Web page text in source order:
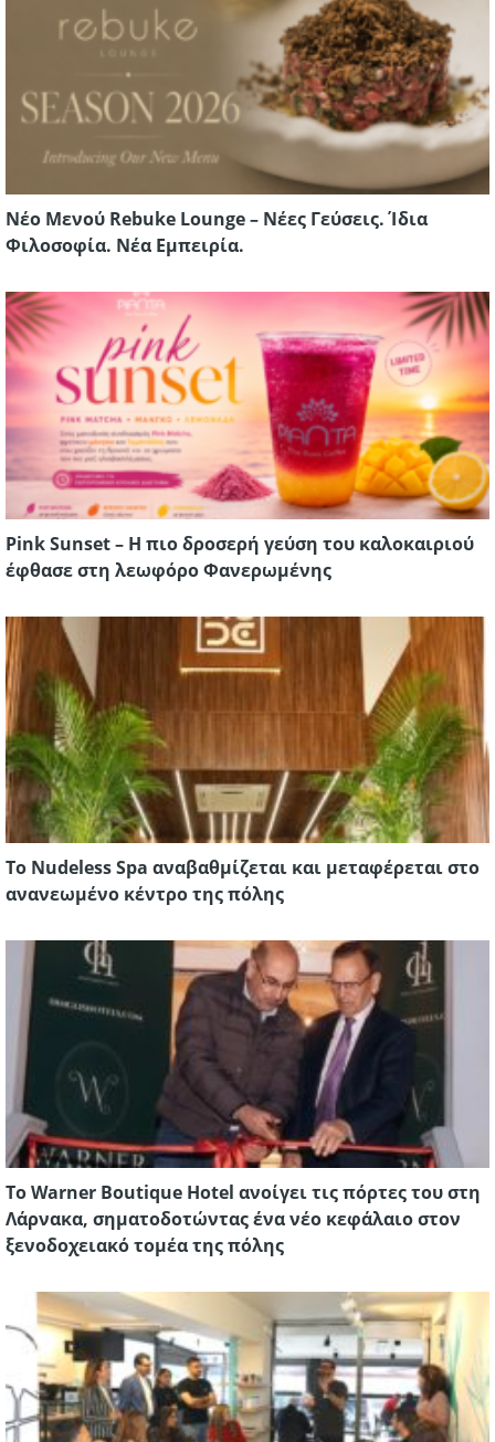
Νέο Μενού Rebuke Lounge – Νέες Γεύσεις. Ίδια
Φιλοσοφία. Νέα Εμπειρία.
Pink Sunset – Η πιο δροσερή γεύση του καλοκαιριού
έφθασε στη λεωφόρο Φανερωμένης
Το Nudeless Spa αναβαθμίζεται και μεταφέρεται στο
ανανεωμένο κέντρο της πόλης
Το Warner Boutique Hotel ανοίγει τις πόρτες του στη
Λάρνακα, σηματοδοτώντας ένα νέο κεφάλαιο στον
ξενοδοχειακό τομέα της πόλης